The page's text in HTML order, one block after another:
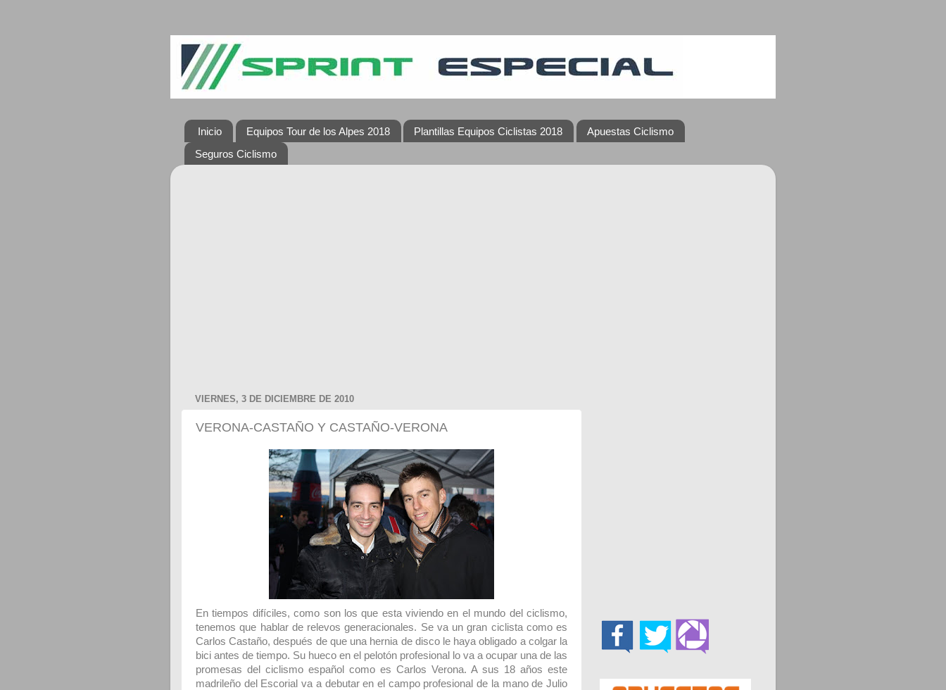
Inicio Equipos Tour de los Alpes 2018 Plantillas Equipos Ciclistas 2018
Apuestas Ciclismo
Seguros Ciclismo
VIERNES, 3 DE DICIEMBRE DE 2010
VERONA-CASTAÑO Y CASTAÑO-VERONA
En tiempos difíciles, como son los que esta viviendo en el mundo del ciclismo,
tenemos que hablar de relevos generacionales. Se va un gran ciclista como es
Carlos Castaño, después de que una hernia de disco le haya obligado a colgar la
bici antes de tiempo. Su hueco en el pelotón profesional lo va a ocupar una de las
promesas del ciclismo español como es Carlos Verona. A sus 18 años este
madrileño del Escorial va a debutar en el campo profesional de la mano de Julio